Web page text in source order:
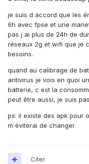
je suis d accord que les
6h avec fpse et une
pas j ai plus de 24h de
réseaux 2g et wifi que je
besoins.
quand au calibrage de
antivirus je vois en quoi
batterie, c est la
peut être aussi, je suis
ps: il existe des apk pour
m éviterai de changer.
Citer